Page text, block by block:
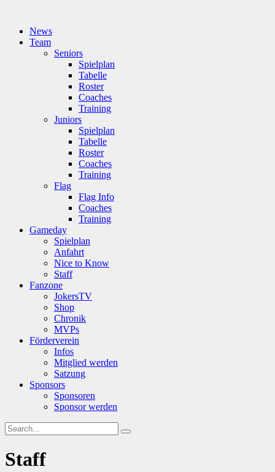
News
Team
Seniors
Spielplan
Tabelle
Roster
Coaches
Training
Juniors
Spielplan
Tabelle
Roster
Coaches
Training
Flag
Flag Info
Coaches
Training
Gameday
Spielplan
Anfahrt
Nice to Know
Staff
Fanzone
JokersTV
Shop
Chronik
MVPs
Förderverein
Infos
Mitglied werden
Satzung
Sponsors
Sponsoren
Sponsor werden
Staff